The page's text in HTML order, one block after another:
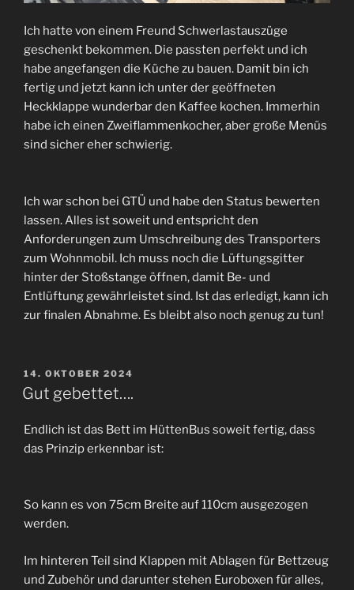
Ich hatte von einem Freund Schwerlastauszüge
geschenkt bekommen. Die passten perfekt und ich
habe angefangen die Küche zu bauen. Damit bin ich
fertig und jetzt kann ich unter der geöffneten
Heckklappe wunderbar den Kaffee kochen. Immerhin
habe ich einen Zweiflammenkocher, aber große Menüs
sind sicher eher schwierig.
Ich war schon bei GTÜ und habe den Status bewerten
lassen. Alles ist soweit und entspricht den
Anforderungen zum Umschreibung des Transporters
zum Wohnmobil. Ich muss noch die Lüftungsgitter
hinter der Stoßstange öffnen, damit Be- und
Entlüftung gewährleistet sind. Ist das erledigt, kann ich
zur finalen Abnahme. Es bleibt also noch genug zu tun!
VERÖFFENTLICHT
AM
14. OKTOBER 2024
Gut gebettet….
Endlich ist das Bett im HüttenBus soweit fertig, dass
das Prinzip erkennbar ist:
So kann es von 75cm Breite auf 110cm ausgezogen
werden.
Im hinteren Teil sind Klappen mit Ablagen für Bettzeug
und Zubehör und darunter stehen Euroboxen für alles,